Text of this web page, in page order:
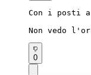
Con i posti
Non vedo
0